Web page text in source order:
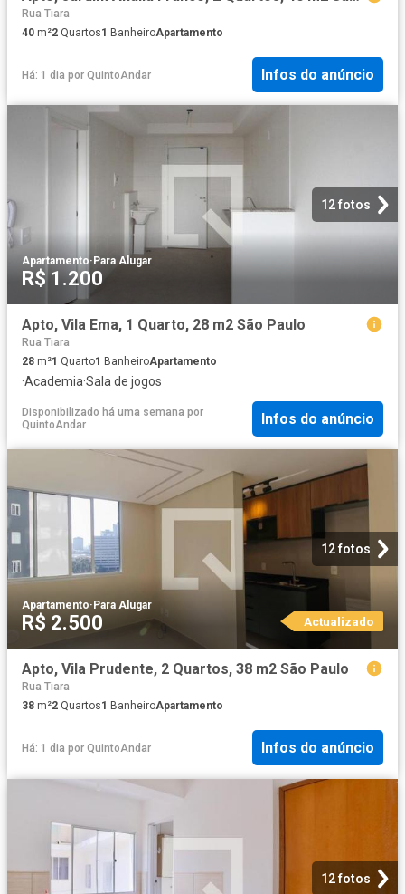
Rua Tiara
40 m²2 Quartos1 BanheiroApartamento
Há: 1 dia por QuintoAndar Infos do anúncio
12 fotos
Apartamento· Para Alugar
R$ 1.200
Apto, Vila Ema, 1 Quarto, 28 m2 São Paulo
Rua Tiara
28 m²1 Quarto1 BanheiroApartamento
·Academia·Sala de jogos
Disponibilizado há uma semana por
QuintoAndar
Infos do anúncio
12 fotos
Apartamento· Para Alugar
R$ 2.500 Actualizado
Apto, Vila Prudente, 2 Quartos, 38 m2 São Paulo
Rua Tiara
38 m²2 Quartos1 BanheiroApartamento
Há: 1 dia por QuintoAndar Infos do anúncio
12 fotos